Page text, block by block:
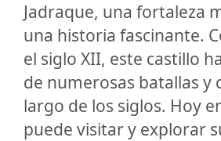
Jadraque, una fortaleza
una historia fascinante.
el siglo XII, este castillo
de numerosas batallas y
largo de los siglos. Hoy
puede visitar y explorar